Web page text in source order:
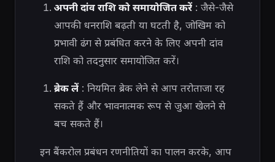
अपनी दांव राशि को समायोजित करें: जैसे-जैसे
आपकी धनराशि बढ़ती या घटती है, जोखिम को
प्रभावी ढंग से प्रबंधित करने के लिए अपनी दांव
राशि को तदनुसार समायोजित करें।
ब्रेक लें: नियमित ब्रेक लेने से आप तरोताजा रह
सकते हैं और भावनात्मक रूप से जुआ खेलने से
बच सकते हैं।
इन बैंकरोल प्रबंधन रणनीतियों का पालन करके, आप